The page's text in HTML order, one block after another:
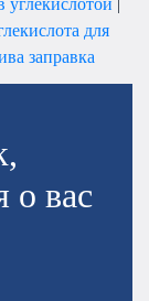
для
заправка
о вас